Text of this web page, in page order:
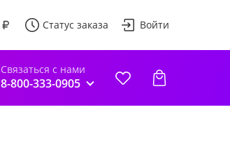
Статус заказа Войти
Связаться с нами
8-800-333-0905